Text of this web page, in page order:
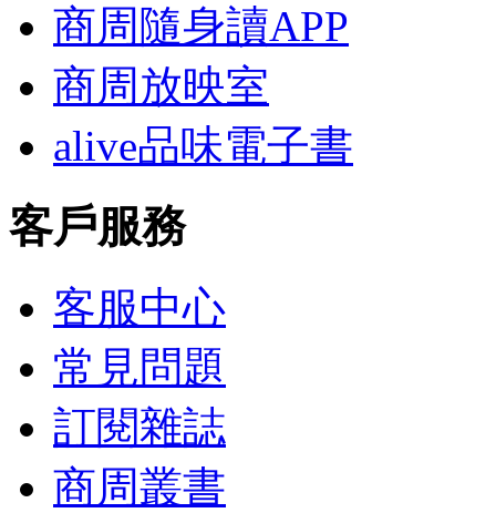
商周隨身讀APP
商周放映室
alive品味電子書
客戶服務
客服中心
常見問題
訂閱雜誌
商周叢書